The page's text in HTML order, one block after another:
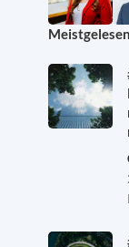
Meistgelesen